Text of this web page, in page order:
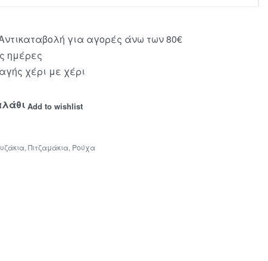
για αγορές άνω των 80€
ημέρες
χέρι με χέρι
Add to wishlist
, Πιτζαμάκια, Ρούχα